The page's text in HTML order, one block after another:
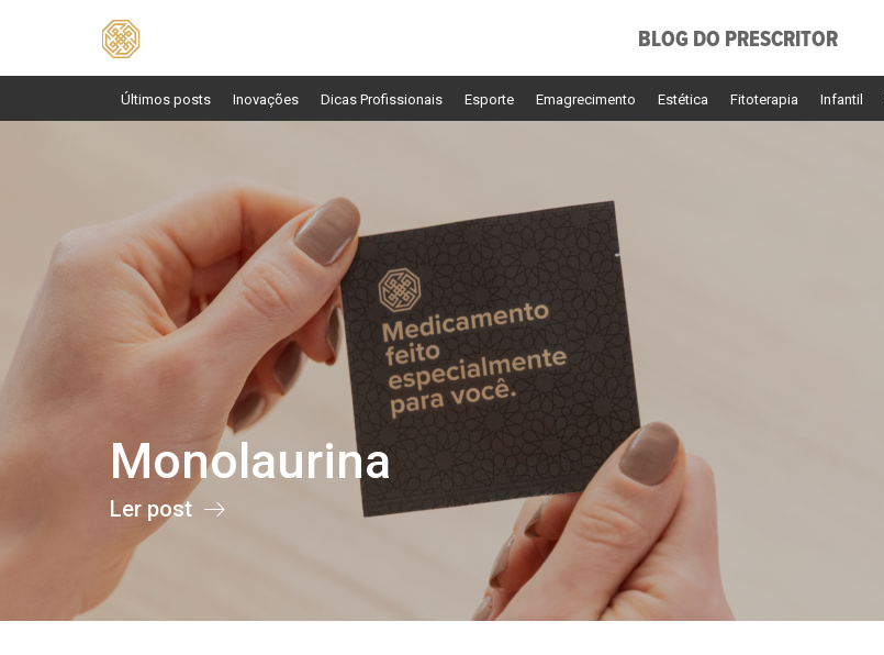
BLOG DO PRESCRITOR
Últimos posts Inovações Dicas Profissionais Esporte Emagrecimento Estética Fitoterapia Infantil
Monolaurina
Ler post